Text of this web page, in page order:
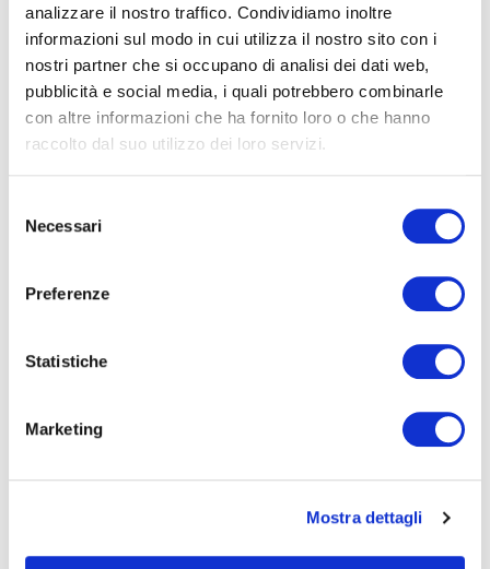
analizzare il nostro traffico. Condividiamo inoltre
informazioni sul modo in cui utilizza il nostro sito con i
nostri partner che si occupano di analisi dei dati web,
pubblicità e social media, i quali potrebbero combinarle
con altre informazioni che ha fornito loro o che hanno
raccolto dal suo utilizzo dei loro servizi.
delNecessari
Preferenze
Statistiche
Marketing
Mostra dettagli
Come viene comunicato il tema ESG su
Twitter?
Nel periodo compreso fra il 31 maggio 2022 e il 14
menzionati almeno 10 volte e le correlazioni esistenti
fra gli stessi risentono chiaramente del caso Dws